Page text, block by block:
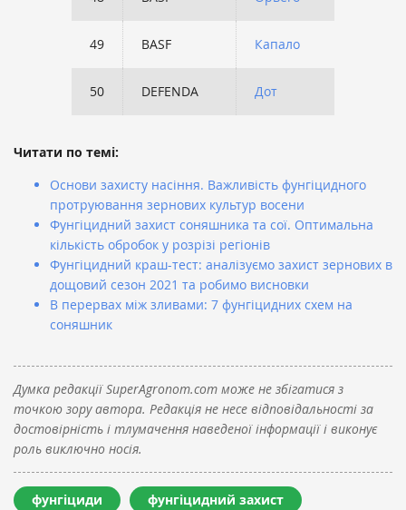
49 BASF Капало
50 DEFENDA Дот
Читати по темі:
Основи захисту насіння. Важливість фунгіцидного
протруювання зернових культур восени
Фунгіцидний захист соняшника та сої. Оптимальна
кількість обробок у розрізі регіонів
Фунгіцидний краш-тест: аналізуємо захист зернових в
дощовий сезон 2021 та робимо висновки
В перервах між зливами: 7 фунгіцидних схем на
соняшник
Думка редакції SuperAgronom.com може не збігатися з
точкою зору автора. Редакція не несе відповідальності за
достовірність і тлумачення наведеної інформації і виконує
роль виключно носія.
фунгіциди фунгіцидний захист